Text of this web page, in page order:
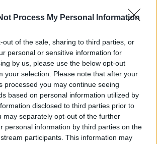
Process My Personal Information
out of the sale, sharing to third parties, or
personal or sensitive information for
by us, please use the below opt-out
your selection. Please note that after your
processed you may continue seeing
based on personal information utilized by
disclosed to third parties prior to
may separately opt-out of the further
personal information by third parties on the
participants. This information may